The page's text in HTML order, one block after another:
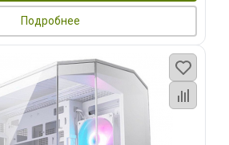
Подробнее